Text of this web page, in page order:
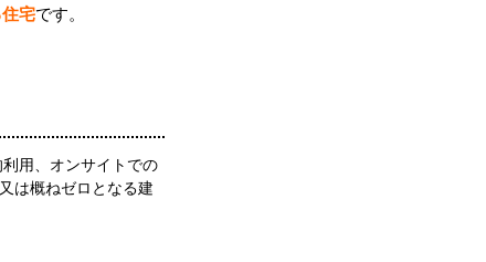
宅です。
用、オンサイトでの
は概ねゼロとなる建